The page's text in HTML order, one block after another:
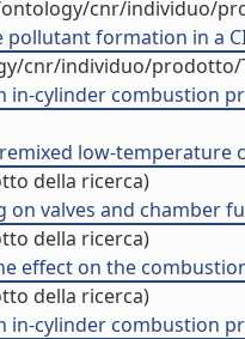
cnr/individuo/
formation in a
cnr/individuo/prodotto/
in-cylinder combustion
low-
della ricerca)
on valves and chamber
della ricerca)
effect on the
della ricerca)
in-cylinder combustion